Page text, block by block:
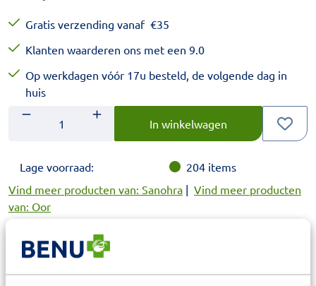
Gratis verzending vanaf €35
Klanten waarderen ons met een 9.0
Op werkdagen vóór 17u besteld, de volgende dag in
huis
Aantal
Voer het gewenste aantal in.
In winkelwagen
Lage voorraad: 204 items
Vind meer producten van: Sanohra | Vind meer producten
van: Oor
Beschrijving